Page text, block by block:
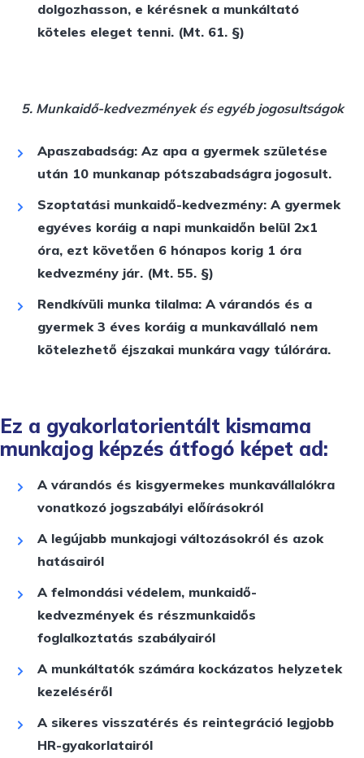
dolgozhasson, e kérésnek a munkáltató
köteles eleget tenni. (Mt. 61. §)
5. Munkaidő-kedvezmények és egyéb jogosultságok
Apaszabadság: Az apa a gyermek születése
után 10 munkanap pótszabadságra jogosult.
Szoptatási munkaidő-kedvezmény: A gyermek
egyéves koráig a napi munkaidőn belül 2x1
óra, ezt követően 6 hónapos korig 1 óra
kedvezmény jár. (Mt. 55. §)
Rendkívüli munka tilalma: A várandós és a
gyermek 3 éves koráig a munkavállaló nem
kötelezhető éjszakai munkára vagy túlórára.
Ez a gyakorlatorientált kismama
munkajog képzés átfogó képet ad:
A várandós és kisgyermekes munkavállalókra
vonatkozó jogszabályi előírásokról
A legújabb munkajogi változásokról és azok
hatásairól
A felmondási védelem, munkaidő-
kedvezmények és részmunkaidős
foglalkoztatás szabályairól
A munkáltatók számára kockázatos helyzetek
kezeléséről
A sikeres visszatérés és reintegráció legjobb
HR-gyakorlatairól